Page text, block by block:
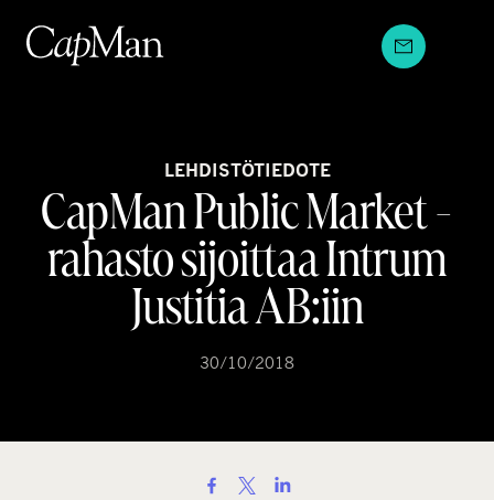
sisältöön
LEHDISTÖTIEDOTE
CapMan Public Market -
rahasto sijoittaa Intrum
Justitia AB:iin
30/10/2018